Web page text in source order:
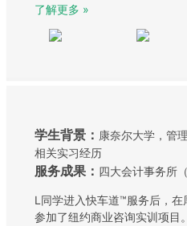
了解更多 »
学生背景： 康奈尔大学，管
相关实习经历
服务成果： 四大会计事务所
L同学进入快车道™服务后，
参加了纽约商业咨询实训项目